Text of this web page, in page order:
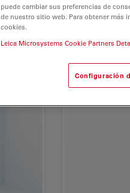
puede cambiar sus preferencias de
de nuestro sitio web. Para obtener más
cookies.
Leica Microsystems Cookie Partners
Configuración